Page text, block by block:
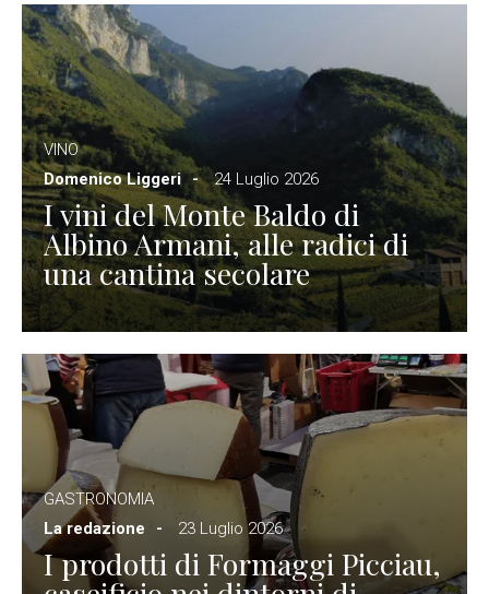
VINO
Domenico Liggeri
24 Luglio 2026
I vini del Monte Baldo di
Albino Armani, alle radici di
una cantina secolare
GASTRONOMIA
La redazione
23 Luglio 2026
I prodotti di Formaggi Picciau,